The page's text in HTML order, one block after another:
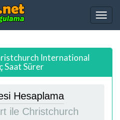
International
Saat Sürer
Hesaplama
ile Christchurch